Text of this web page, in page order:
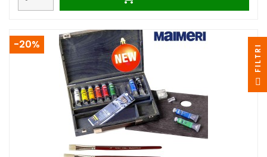
-20% I